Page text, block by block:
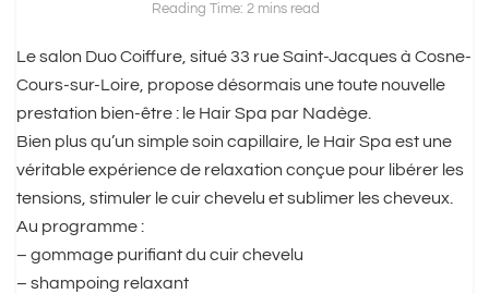
Reading Time: 2 mins read
Le salon Duo Coiffure, situé 33 rue Saint-Jacques à Cosne-
Cours-sur-Loire, propose désormais une toute nouvelle
prestation bien-être : le Hair Spa par Nadège.
Bien plus qu’un simple soin capillaire, le Hair Spa est une
véritable expérience de relaxation conçue pour libérer les
tensions, stimuler le cuir chevelu et sublimer les cheveux.
Au programme :
– gommage purifiant du cuir chevelu
– shampoing relaxant